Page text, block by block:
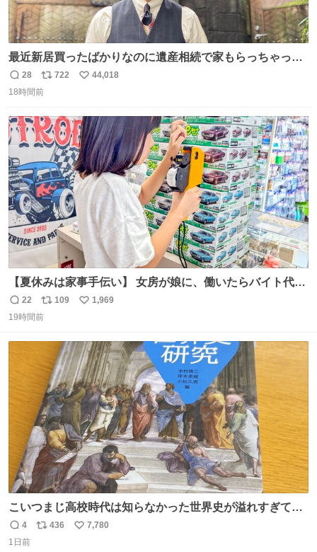
最近新居買ったばかりなのに遺産相続で家もらっちゃった
長男
返
信
28
リ
ポ
ト
数
722
い
数
44,018
18時間前
【夏休みは家事手伝い】 女房が娘に、働いたらバイト代も
らえば？と言ったら、娘は、いらない、と言って黙々と働
いてくれました。 あとでソフトクリーム買ってやろうと思
返
信
22
リ
ポ
数
109
い
数
1,969
19時間前
こいつまじ高校時代は知らなかった世界史が溢れすぎてて
𝑩𝑰𝑮 𝑳𝑶𝑽𝑬＿＿
返
信
4
リ
436
い
7,780
1日前